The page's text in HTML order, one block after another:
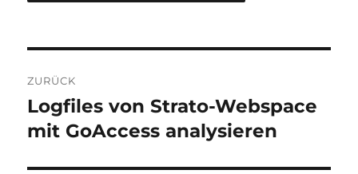
ZURÜCK
Vorheriger
Beitrag:
Logfiles von Strato-Webspace
mit GoAccess analysieren